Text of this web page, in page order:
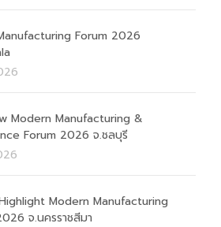
Forum 2026
Modern Manufacturing &
Forum 2026 จ.ชลบุรี
Modern Manufacturing
จ.นครราชสีมา